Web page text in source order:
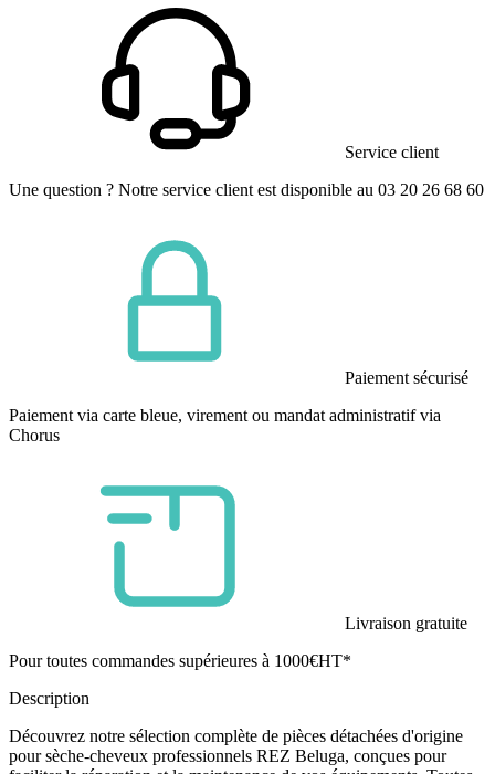
Service client
Une question ? Notre service client est disponible au 03 20 26 68 60
Paiement sécurisé
Paiement via carte bleue, virement ou mandat administratif via
Chorus
Livraison gratuite
Pour toutes commandes supérieures à 1000€HT*
Description
Découvrez notre sélection complète de pièces détachées d'origine
pour sèche-cheveux professionnels REZ Beluga, conçues pour